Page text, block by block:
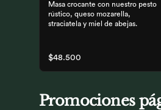
Masa crocante con nuestro pesto
rústico, queso mozarella,
straciatela y miel de abejas.
$48.500
Promociones